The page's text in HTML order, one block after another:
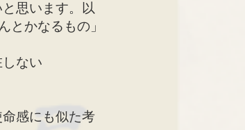
思います。以
とかなるもの」
ない
感にも似た考